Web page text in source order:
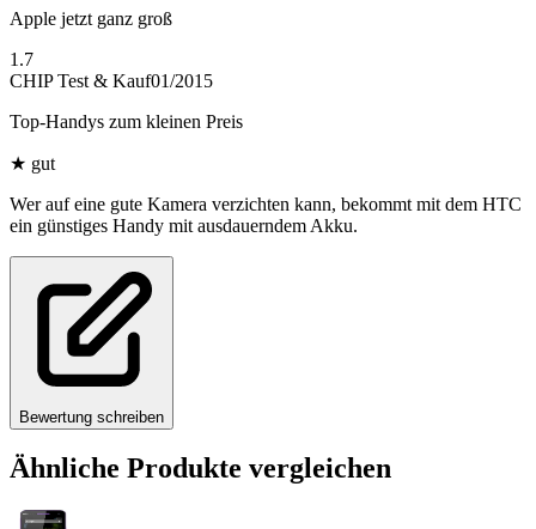
Apple jetzt ganz groß
1.7
CHIP Test & Kauf01/2015
Top-Handys zum kleinen Preis
★ gut
Wer auf eine gute Kamera verzichten kann, bekommt mit dem HTC
ein günstiges Handy mit ausdauerndem Akku.
Bewertung schreiben
Ähnliche Produkte vergleichen